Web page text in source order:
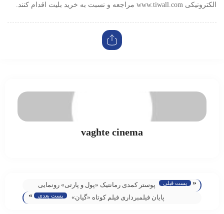
الکترونیکی www.tiwall.com مراجعه و نسبت به خرید بلیت اقدام کنند.
vaghte cinema
« پست قبلی
پوستر کمدی رمانتیک «پول و پارتی» رونمایی
شد/ آغاز اکران از ۳ مرداد ماه
پایان فیلمبرداری فیلم کوتاه «گیان» پست بعدی »